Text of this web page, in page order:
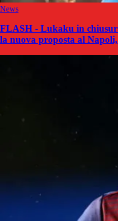
News
FLASH - Lukaku in
la nuova proposta al